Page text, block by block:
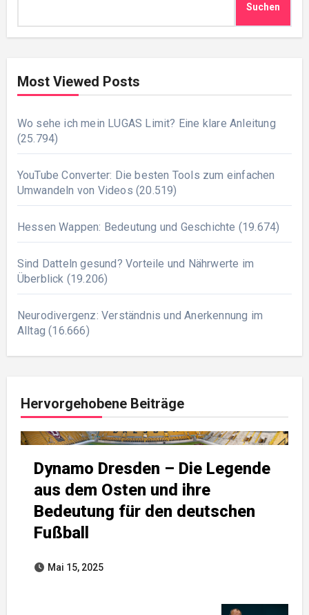
Suchen
Most Viewed Posts
Wo sehe ich mein LUGAS Limit? Eine klare Anleitung
(25.794)
YouTube Converter: Die besten Tools zum einfachen
Umwandeln von Videos (20.519)
Hessen Wappen: Bedeutung und Geschichte (19.674)
Sind Datteln gesund? Vorteile und Nährwerte im
Überblick (19.206)
Neurodivergenz: Verständnis und Anerkennung im
Alltag (16.666)
Hervorgehobene Beiträge
Dynamo Dresden – Die Legende
aus dem Osten und ihre
Bedeutung für den deutschen
Fußball
Mai 15, 2025